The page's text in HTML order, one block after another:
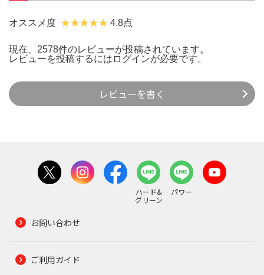
オススメ度 4.8点
現在、2578件のレビューが投稿されています。
レビューを投稿するには ログインが必要です。
レビューを書く
ハード&
グリーン
パワー
お問い合わせ
ご利用ガイド